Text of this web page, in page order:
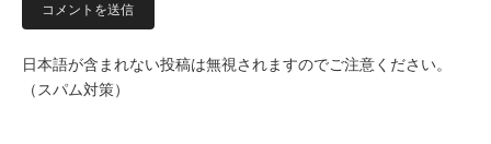
日本語が含まれない投稿は無視されますのでご注意ください。
（スパム対策）